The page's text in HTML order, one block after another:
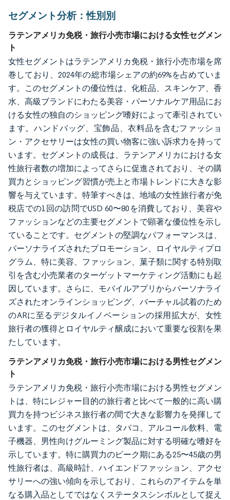
セグメント分析：性別別
ラテンアメリカ免税・旅行小売市場における女性セグメン
ト
女性セグメントはラテンアメリカ免税・旅行小売市場を席
巻しており、2024年の総市場シェアの約69%を占めていま
す。このセグメントの優位性は、化粧品、スキンケア、香
水、高級ブランドにわたる美容・パーソナルケア用品にお
ける女性の独自のショッピング嗜好によって牽引されてい
ます。ハンドバッグ、宝飾品、衣料品を含むファッショ
ン・アクセサリーは女性の買い物客に強い訴求力を持って
います。セグメントの成長は、ラテンアメリカにおける女
性旅行者数の増加によってさらに促進されており、その購
買力とショッピング習慣が売上と市場トレンドに大きな影
響を与えています。特筆すべきは、地域の女性旅行者が免
税店での1回の訪問でUSD 60〜80を消費しており、美容や
ファッションなどの主要セグメントで顕著な優位性を示し
ていることです。セグメントの堅調なパフォーマンスは、
パーソナライズされたプロモーション、ロイヤルティプロ
グラム、特に美容、ファッション、菓子類に関する特別取
引を含む小売業者のターゲットマーケティング活動にも起
因しています。さらに、モバイルアプリからパーソナライ
ズされたオンラインショッピング、バーチャル試着のため
のARに至るデジタルイノベーションの採用拡大が、女性
旅行者の獲得とロイヤルティ醸成において重要な役割を果
たしています。
ラテンアメリカ免税・旅行小売市場における男性セグメン
ト
ラテンアメリカ免税・旅行小売市場における男性セグメン
トは、特にレジャー目的の旅行者と比べて一般的に高い購
買力を持つビジネス旅行者の間で大きな影響力を発揮して
います。このセグメントは、タバコ、アルコール飲料、電
子機器、男性向けグルーミング製品に対する明確な嗜好を
示しています。特に購買力のピーク期にある25〜45歳の男
性旅行者は、高級時計、ハイエンドファッション、アクセ
サリーへの強い傾向を示しており、これらのアイテムを単
なる購入品としてではなくステータスシンボルとして捉え